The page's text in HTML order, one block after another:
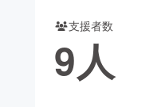
CAMPFIRE Creation
コミュニティ
支援者数
9人